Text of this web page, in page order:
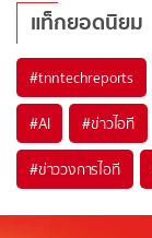
แท็กยอดนิยม
#tnntechreports
#AI #ข่าวไอที
#ข่าววงการไอที